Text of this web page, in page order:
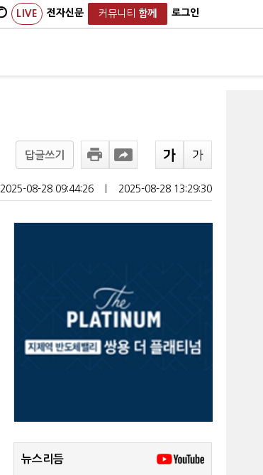
LIVE 전자신문 커뮤니티 함께 로그인
답글쓰기
2025-08-28 09:44:26 2025-08-28 13:29:30
뉴스리듬